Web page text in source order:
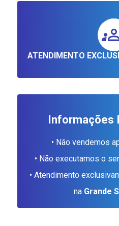
ATENDIMENTO
Informações
• Não vendemos
• Não executamos o
• Atendimento
na Grande